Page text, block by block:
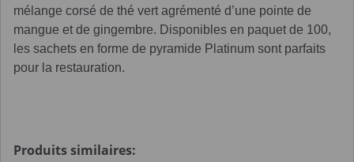
mélange corsé de thé vert agrémenté d’une pointe de
mangue et de gingembre. Disponibles en paquet de 100,
les sachets en forme de pyramide Platinum sont parfaits
pour la restauration.
Produits similaires: